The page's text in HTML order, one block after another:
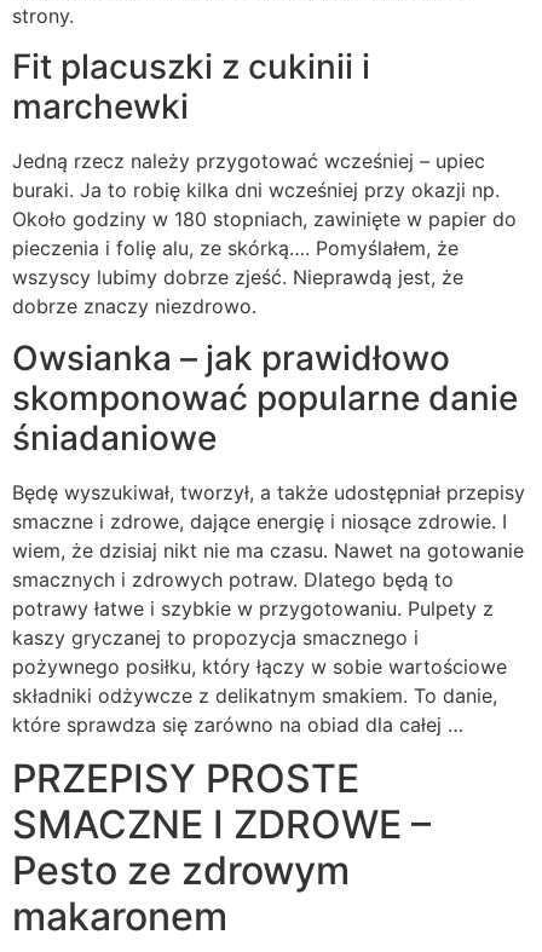
strony.
Fit placuszki z cukinii i
marchewki
Jedną rzecz należy przygotować wcześniej – upiec
buraki. Ja to robię kilka dni wcześniej przy okazji np.
Około godziny w 180 stopniach, zawinięte w papier do
pieczenia i folię alu, ze skórką…. Pomyślałem, że
wszyscy lubimy dobrze zjeść. Nieprawdą jest, że
dobrze znaczy niezdrowo.
Owsianka – jak prawidłowo
skomponować popularne danie
śniadaniowe
Będę wyszukiwał, tworzył, a także udostępniał przepisy
smaczne i zdrowe, dające energię i niosące zdrowie. I
wiem, że dzisiaj nikt nie ma czasu. Nawet na gotowanie
smacznych i zdrowych potraw. Dlatego będą to
potrawy łatwe i szybkie w przygotowaniu. Pulpety z
kaszy gryczanej to propozycja smacznego i
pożywnego posiłku, który łączy w sobie wartościowe
składniki odżywcze z delikatnym smakiem. To danie,
które sprawdza się zarówno na obiad dla całej …
PRZEPISY PROSTE
SMACZNE I ZDROWE –
Pesto ze zdrowym
makaronem